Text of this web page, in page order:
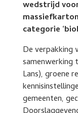
wedstrijd
categorie
De verpakking
samenwerking
Lans), groene
gemeenten,